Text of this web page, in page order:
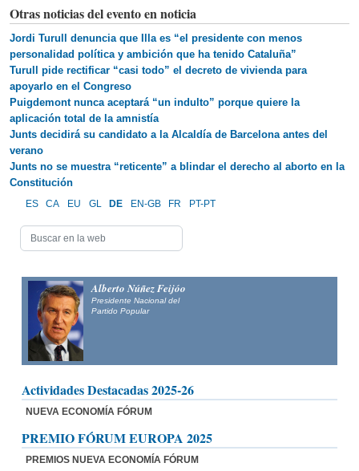
Otras noticias del evento en noticia
Jordi Turull denuncia que Illa es “el presidente con menos
personalidad política y ambición que ha tenido Cataluña”
Turull pide rectificar “casi todo” el decreto de vivienda para
apoyarlo en el Congreso
Puigdemont nunca aceptará “un indulto” porque quiere la
aplicación total de la amnistía
Junts decidirá su candidato a la Alcaldía de Barcelona antes del
verano
Junts no se muestra “reticente” a blindar el derecho al aborto en la
Constitución
ES CA EU GL DE EN-GB FR PT-PT
Alberto Núñez Feijóo
Presidente Nacional del
Partido Popular
Actividades Destacadas 2025-26
NUEVA ECONOMÍA FÓRUM
PREMIO FÓRUM EUROPA 2025
PREMIOS NUEVA ECONOMÍA FÓRUM